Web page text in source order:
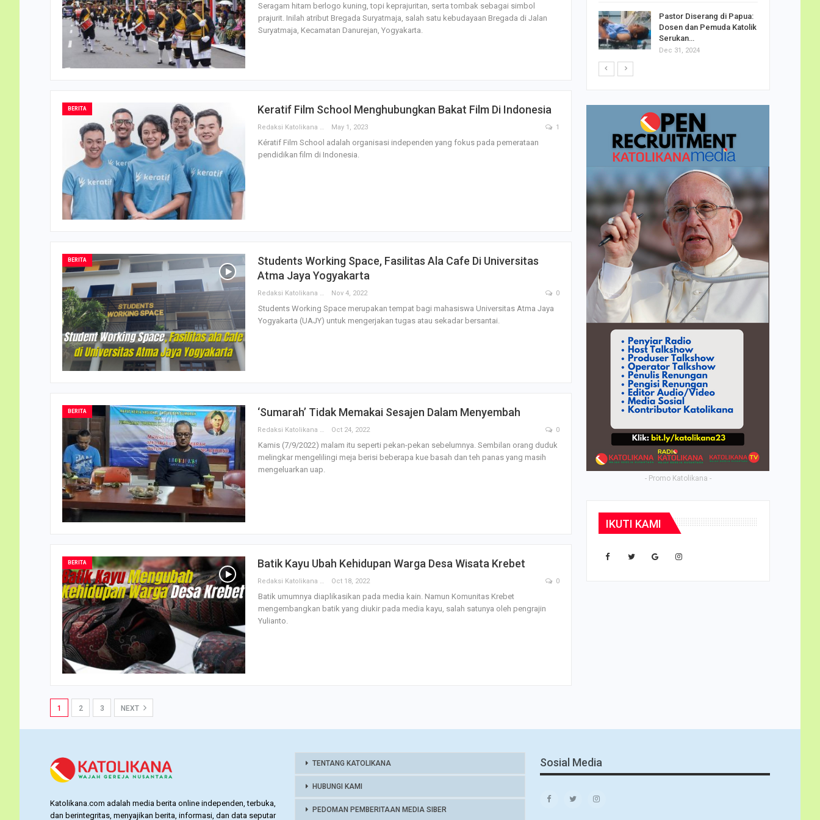
Seragam hitam berlogo kuning, topi keprajuritan, serta tombak sebagai simbol
prajurit. Inilah atribut Bregada Suryatmaja, salah satu kebudayaan Bregada di Jalan
Suryatmaja, Kecamatan Danurejan, Yogyakarta.
BERITA Keratif Film School Menghubungkan Bakat Film Di Indonesia
May 1, 2023 1
Kératif Film School adalah organisasi independen yang fokus pada pemerataan
pendidikan film di Indonesia.
BERITA
Students Working Space, Fasilitas Ala Cafe Di Universitas
Atma Jaya Yogyakarta
Nov 4, 2022 0
Students Working Space merupakan tempat bagi mahasiswa Universitas Atma Jaya
Yogyakarta (UAJY) untuk mengerjakan tugas atau sekadar bersantai.
BERITA ‘Sumarah’ Tidak Memakai Sesajen Dalam Menyembah
Oct 24, 2022 0
Kamis (7/9/2022) malam itu seperti pekan-pekan sebelumnya. Sembilan orang duduk
melingkar mengelilingi meja berisi beberapa kue basah dan teh panas yang masih
mengeluarkan uap.
BERITA Batik Kayu Ubah Kehidupan Warga Desa Wisata Krebet
Oct 18, 2022 0
Batik umumnya diaplikasikan pada media kain. Namun Komunitas Krebet
mengembangkan batik yang diukir pada media kayu, salah satunya oleh pengrajin
Yulianto.
1 2 3 NEXT
Irene Umar Pecah Telor
sebagai Wamen
Perempuan Buddha…
Pastor Diserang di Papua:
Dosen dan Pemuda Katolik
Serukan…
Dec 31, 2024
- Promo Katolikana -
IKUTI KAMI
Katolikana.com adalah media berita online independen, terbuka,
dan berintegritas, menyajikan berita, informasi, dan data seputar
TENTANG KATOLIKANA
HUBUNGI KAMI
PEDOMAN PEMBERITAAN MEDIA SIBER
Sosial Media